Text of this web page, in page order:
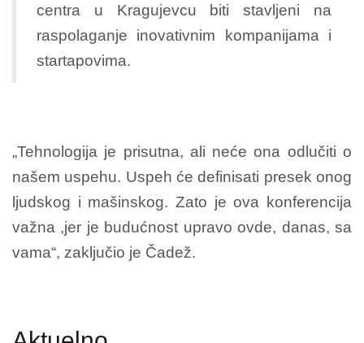
centra u Kragujevcu biti stavljeni na
raspolaganje inovativnim kompanijama i
startapovima.
„Tehnologija je prisutna, ali neće ona odlučiti o
našem uspehu. Uspeh će definisati presek onog
ljudskog i mašinskog. Zato je ova konferencija
važna ,jer je budućnost upravo ovde, danas, sa
vama“, zaključio je Čadež.